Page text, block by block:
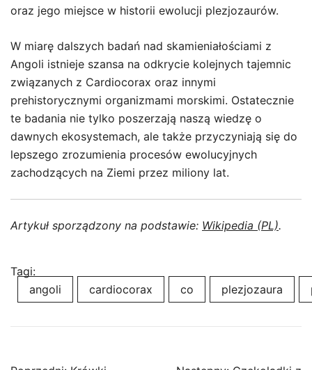
oraz jego miejsce w historii ewolucji plezjozaurów.
W miarę dalszych badań nad skamieniałościami z
Angoli istnieje szansa na odkrycie kolejnych tajemnic
związanych z Cardiocorax oraz innymi
prehistorycznymi organizmami morskimi. Ostatecznie
te badania nie tylko poszerzają naszą wiedzę o
dawnych ekosystemach, ale także przyczyniają się do
lepszego zrozumienia procesów ewolucyjnych
zachodzących na Ziemi przez miliony lat.
Artykuł sporządzony na podstawie: Wikipedia (PL).
Tagi:
angoli
cardiocorax co plezjozaura